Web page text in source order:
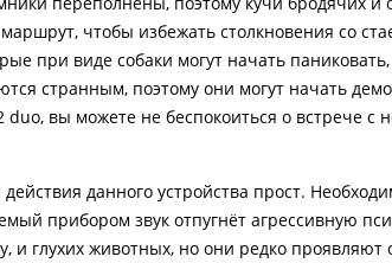
чтобы избежать столкновения со
при виде собаки могут начать паниковать,
странным, поэтому они могут начать
duo, вы можете не беспокоиться о встрече
данного устройства прост.
прибором звук отпугнёт агрессивную
и глухих животных, но они редко